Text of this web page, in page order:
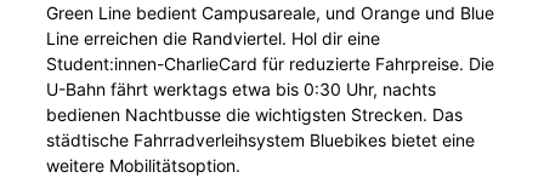
Green Line bedient Campusareale, und Orange und Blue
Line erreichen die Randviertel. Hol dir eine
Student:innen-CharlieCard für reduzierte Fahrpreise. Die
U-Bahn fährt werktags etwa bis 0:30 Uhr, nachts
bedienen Nachtbusse die wichtigsten Strecken. Das
städtische Fahrradverleihsystem Bluebikes bietet eine
weitere Mobilitätsoption.